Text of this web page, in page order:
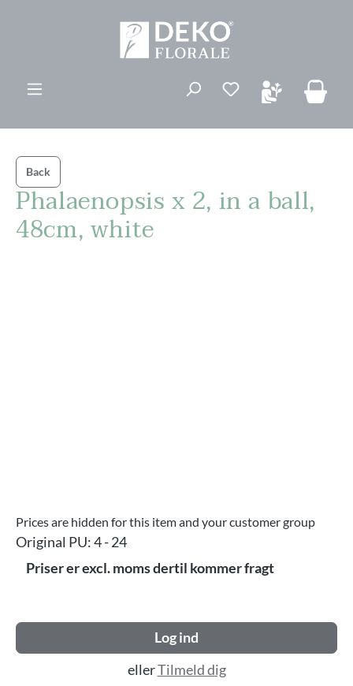
Du har 0
Back
Phalaenopsis x 2, in a ball,
48cm, white
Prices are hidden for this item and your customer group
Original PU:4 - 24
Priser er excl. moms dertil kommer fragt
Log ind
ellerTilmeld dig